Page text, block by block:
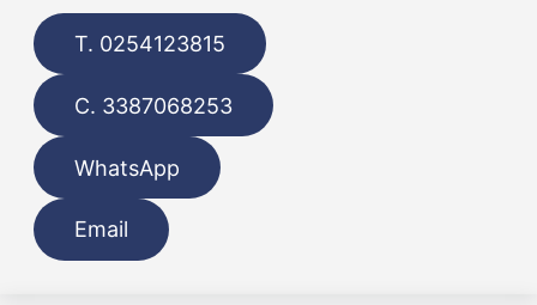
T. 0254123815
C. 3387068253
WhatsApp
Email